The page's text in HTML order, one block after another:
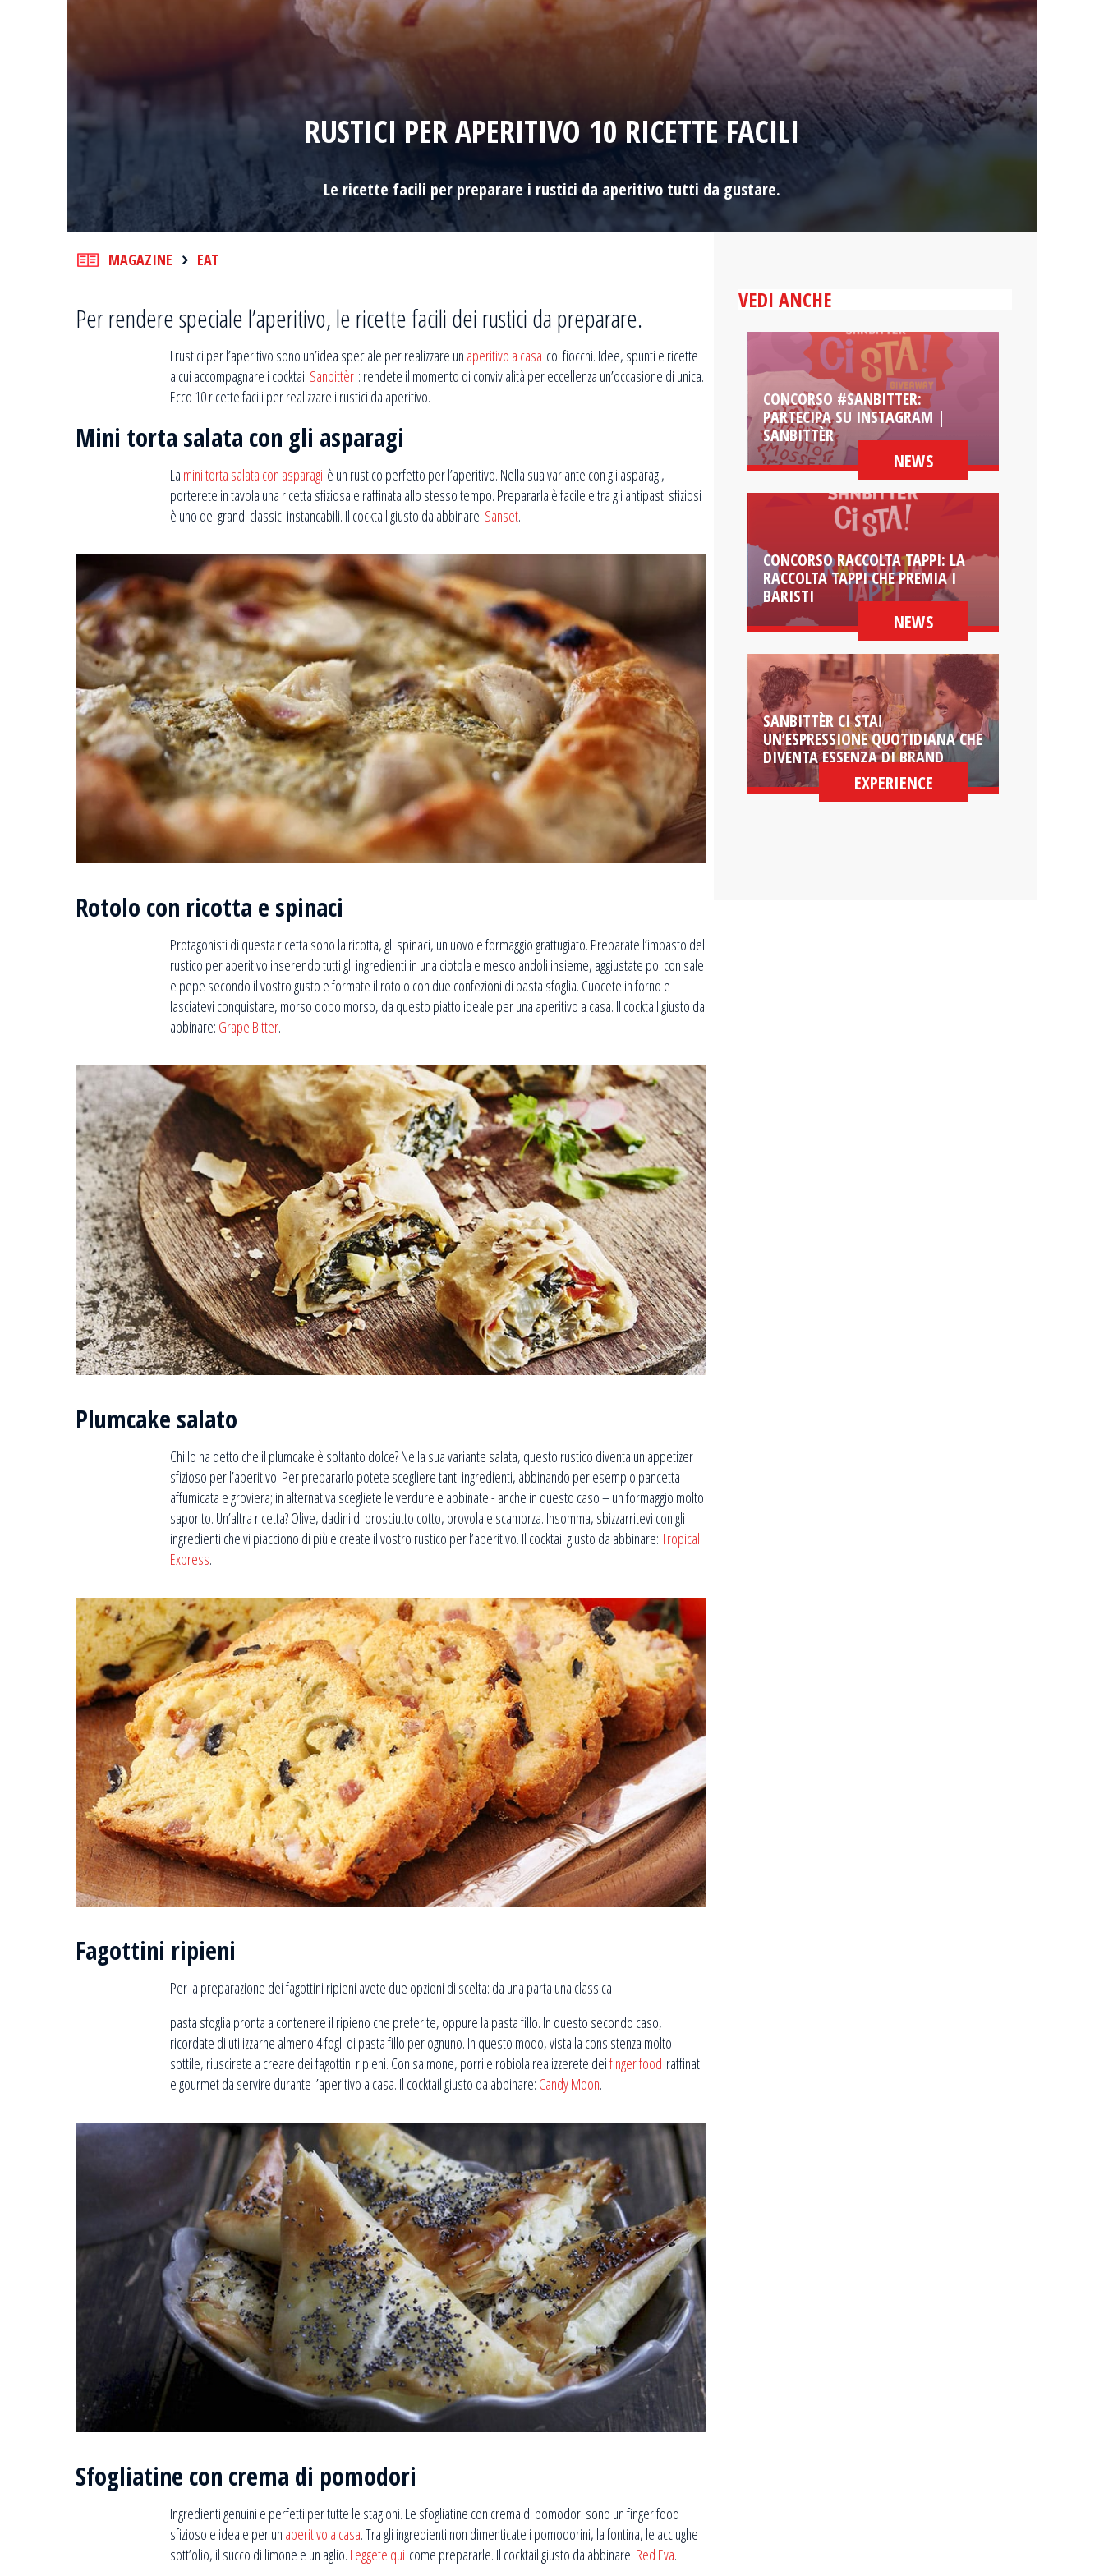
RUSTICI PER APERITIVO 10 RICETTE FACILI
Le ricette facili per preparare i rustici da aperitivo tutti da gustare.
MAGAZINE EAT
Per rendere speciale l’aperitivo, le ricette facili dei rustici da preparare.
I rustici per l’aperitivo sono un’idea speciale per realizzare un aperitivo a casa coi fiocchi. Idee, spunti e ricette
a cui accompagnare i cocktail Sanbittèr: rendete il momento di convivialità per eccellenza un’occasione di unica.
Ecco 10 ricette facili per realizzare i rustici da aperitivo.
Mini torta salata con gli asparagi
La mini torta salata con asparagi è un rustico perfetto per l’aperitivo. Nella sua variante con gli asparagi,
porterete in tavola una ricetta sfiziosa e raffinata allo stesso tempo. Prepararla è facile e tra gli antipasti sfiziosi
è uno dei grandi classici instancabili. Il cocktail giusto da abbinare: Sanset.
Rotolo con ricotta e spinaci
Protagonisti di questa ricetta sono la ricotta, gli spinaci, un uovo e formaggio grattugiato. Preparate l’impasto del
rustico per aperitivo inserendo tutti gli ingredienti in una ciotola e mescolandoli insieme, aggiustate poi con sale
e pepe secondo il vostro gusto e formate il rotolo con due confezioni di pasta sfoglia. Cuocete in forno e
lasciatevi conquistare, morso dopo morso, da questo piatto ideale per una aperitivo a casa. Il cocktail giusto da
abbinare: Grape Bitter.
Plumcake salato
Chi lo ha detto che il plumcake è soltanto dolce? Nella sua variante salata, questo rustico diventa un appetizer
sfizioso per l’aperitivo. Per prepararlo potete scegliere tanti ingredienti, abbinando per esempio pancetta
affumicata e groviera; in alternativa scegliete le verdure e abbinate - anche in questo caso – un formaggio molto
saporito. Un’altra ricetta? Olive, dadini di prosciutto cotto, provola e scamorza. Insomma, sbizzarritevi con gli
ingredienti che vi piacciono di più e create il vostro rustico per l’aperitivo. Il cocktail giusto da abbinare:Tropical
Express.
Fagottini ripieni
Per la preparazione dei fagottini ripieni avete due opzioni di scelta: da una parta una classica
pasta sfoglia pronta a contenere il ripieno che preferite, oppure la pasta fillo. In questo secondo caso,
ricordate di utilizzarne almeno 4 fogli di pasta fillo per ognuno. In questo modo, vista la consistenza molto
sottile, riuscirete a creare dei fagottini ripieni. Con salmone, porri e robiola realizzerete deifinger food raffinati
e gourmet da servire durante l’aperitivo a casa. Il cocktail giusto da abbinare: Candy Moon.
Sfogliatine con crema di pomodori
Ingredienti genuini e perfetti per tutte le stagioni. Le sfogliatine con crema di pomodori sono un finger food
sfizioso e ideale per un aperitivo a casa. Tra gli ingredienti non dimenticate i pomodorini, la fontina, le acciughe
sott’olio, il succo di limone e un aglio. Leggete qui come prepararle. Il cocktail giusto da abbinare: Red Eva.
VEDI ANCHE
CONCORSO #SANBITTER:
PARTECIPA SU INSTAGRAM |
SANBITTÈR
NEWS
CONCORSO RACCOLTA TAPPI: LA
RACCOLTA TAPPI CHE PREMIA I
BARISTI
NEWS
SANBITTÈR CI STA!
UN’ESPRESSIONE QUOTIDIANA CHE
DIVENTA ESSENZA DI BRAND
EXPERIENCE